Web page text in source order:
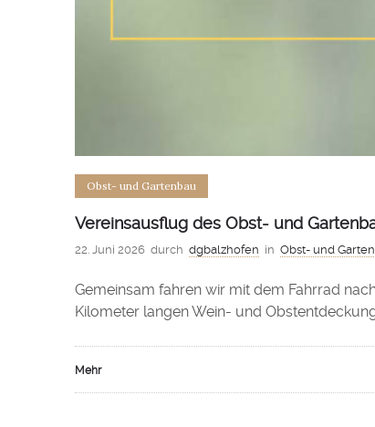
Obst- und Gartenbau
Vereinsausflug des Obst- und
22. Juni 2026 durch dgbalzhofen in Obst- und
Gemeinsam fahren wir mit dem Fahrrad
Kilometer langen Wein- und
Mehr